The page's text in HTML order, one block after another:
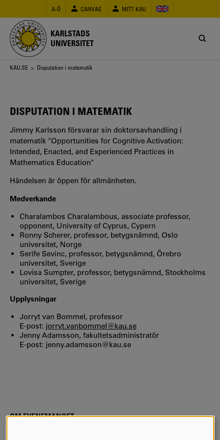
huvudinnehåll
A-Ö CANVAS MITT KAU
KARLSTADS
UNIVERSITET
Länkstig
KAU.SE > Disputation i matematik
DISPUTATION I MATEMATIK
Jimmy Karlsson försvarar sin doktorsavhandling i
matematik "Opportunities for Cognitive Activation:
Intended, Enacted, and Experienced Practices in
Mathematics Education"
Händelsen är öppen för allmänheten.
Medverkande
Charalambos Charalambous, associate professor,
opponent, University of Cyprus, Cypern
Ronny Scherer, professor, betygsnämnd, Oslo
universitet, Norge
Serife Sevinc, professor, betygsnämnd, Örebro
universitet, Sverige
Lovisa Sumpter, professor, betygsnämnd, Stockholms
universitet, Sverige
Upplysningar
Jorryt van Bommel, professor
E-post: jorryt.vanbommel@kau.se
Jenny Adamsson, fakultetsadministratör
E-post: jenny.adamsson@kau.se
OM EVENEMANGET